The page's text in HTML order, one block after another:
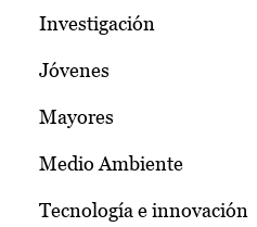
Investigación
Jóvenes
Mayores
Medio Ambiente
Tecnología e innovación